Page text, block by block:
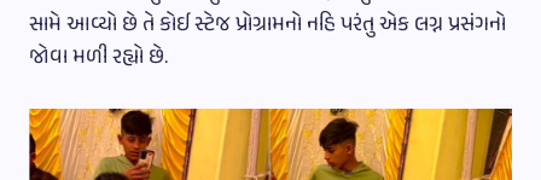
સામે આવ્યો છે તે કોઈ સ્ટેજ પ્રોગ્રામનો નહિ પરંતુ એક લગ્ન પ્રસંગનો
જોવા મળી રહ્યો છે.